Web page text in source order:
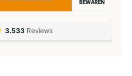
BEWAREN